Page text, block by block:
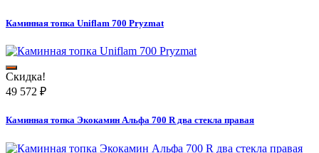
Каминная топка Uniflam 700 Pryzmat
Скидка!
49 572 ₽
Каминная топка Экокамин Альфа 700 R два стекла правая